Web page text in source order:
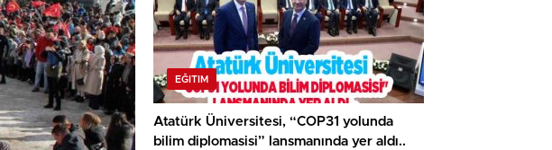
EĞITIM
Atatürk Üniversitesi, “COP31 yolunda
bilim diplomasisi” lansmanında yer aldı..